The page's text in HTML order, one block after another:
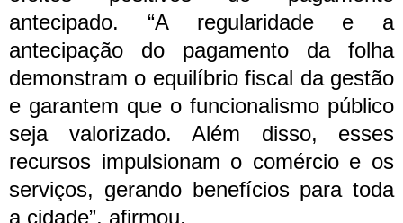
antecipado. “A regularidade e a
antecipação do pagamento da folha
demonstram o equilíbrio fiscal da gestão
e garantem que o funcionalismo público
seja valorizado. Além disso, esses
recursos impulsionam o comércio e os
serviços, gerando benefícios para toda
a cidade”, afirmou.